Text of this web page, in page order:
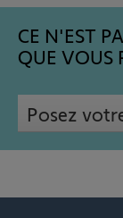
CE N'EST
QUE VOUS
Posez